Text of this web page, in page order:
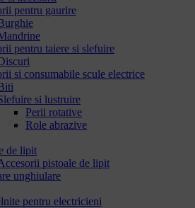
pentru gaurire
pentru taiere si slefuire
si consumabile scule electrice
si lustruire
Perii rotative
Role abrazive
de lipit
pistoale de lipit
unghiulare
pentru electricieni